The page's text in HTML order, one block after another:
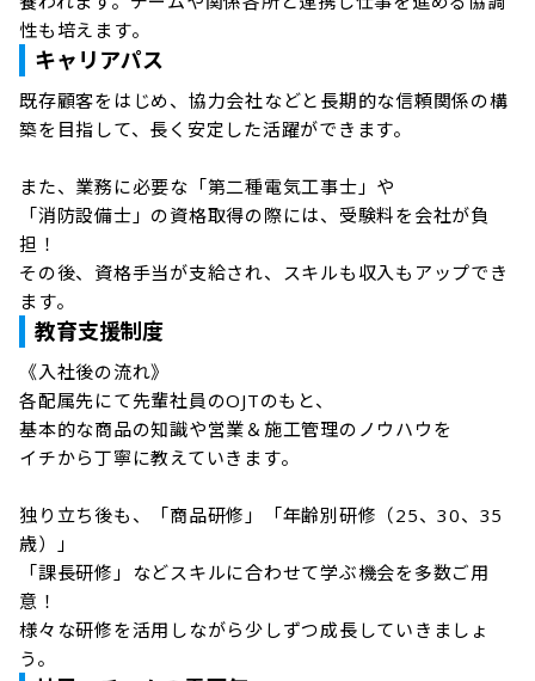
キャリアパス
既存顧客をはじめ、協力会社などと長期的な信頼関係の構
築を目指して、長く安定した活躍ができます。
また、業務に必要な「第二種電気工事士」や
「消防設備士」の資格取得の際には、受験料を会社が負
担！
その後、資格手当が支給され、スキルも収入もアップでき
ます。
教育支援制度
《入社後の流れ》
各配属先にて先輩社員のOJTのもと、
基本的な商品の知識や営業＆施工管理のノウハウを
イチから丁寧に教えていきます。
独り立ち後も、「商品研修」「年齢別研修（25、30、35
歳）」
「課長研修」などスキルに合わせて学ぶ機会を多数ご用
意！
様々な研修を活用しながら少しずつ成長していきましょ
う。